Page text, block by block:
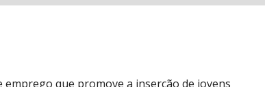
emprego que promove a inserção de jovens